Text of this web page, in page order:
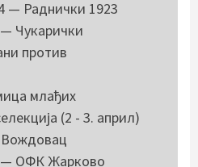
— Раднички 1923
Чукарички
против
млађих
(2 - 3. април)
— ОФК Жарково